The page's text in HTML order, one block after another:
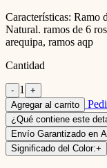
Características: Ramo
Natural. ramos de 6
arequipa, ramos aqp
Cantidad
- 1
+
Agregar al carrito
¿Qué contiene este
Envío Garantizado en
Significado del Color:+